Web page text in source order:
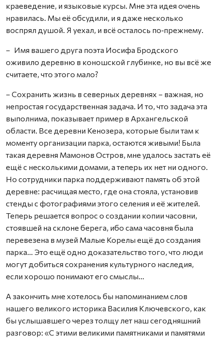
краеведение, и языковые курсы. Мне эта идея очень
нравилась. Мы её обсудили, и я даже несколько
воспрял душой. Я уехал, и всё осталось по‑прежнему.
– Имя вашего друга поэта Иосифа Бродского
оживило деревню в коношской глубинке, но вы всё же
считаете, что этого мало?
– Сохранить жизнь в северных деревнях – важная, но
непростая государственная задача. И то, что задача эта
выполнима, показывает пример в Архангельской
области. Все деревни Кенозера, которые были там к
моменту организации парка, остаются живыми! Была
такая деревня Мамонов Остров, мне удалось застать её
ещё с несколькими домами, а теперь их нет ни одного.
Но сотрудники парка поддерживают память об этой
деревне: расчищая место, где она стояла, установив
стенды с фотографиями этого селения и её жителей.
Теперь решается вопрос о создании копии часовни,
стоявшей на склоне берега, ибо сама часовня была
перевезена в музей Малые Корелы ещё до создания
парка… Это ещё одно доказательство того, что люди
могут добиться сохранения культурного наследия,
если хорошо понимают его смыслы…
А закончить мне хотелось бы напоминанием слов
нашего великого историка Василия Ключевского, как
бы услышавшего через толщу лет наш сегодняшний
разговор: «С этими великими памятниками и памятями